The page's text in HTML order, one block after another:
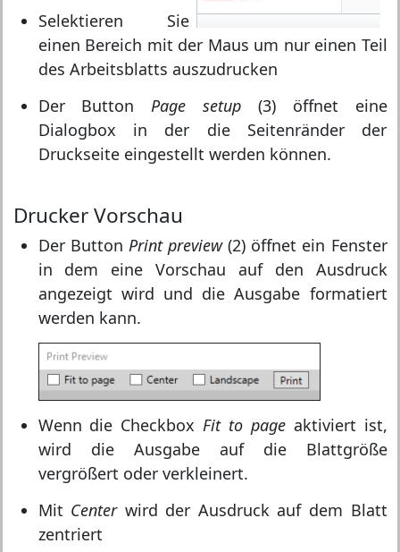
Selektieren Sie
einen Bereich mit der Maus um nur einen Teil
des Arbeitsblatts auszudrucken
Der ButtonPage setup (3) öffnet eine
Dialogbox in der die Seitenränder der
Druckseite eingestellt werden können.
Drucker Vorschau
Der Button Print preview(2) öffnet ein Fenster
in dem eine Vorschau auf den Ausdruck
angezeigt wird und die Ausgabe formatiert
werden kann.
Wenn die CheckboxFit to pageaktiviert ist,
wird die Ausgabe auf die Blattgröße
vergrößert oder verkleinert.
Mit Centerwird der Ausdruck auf dem Blatt
zentriert